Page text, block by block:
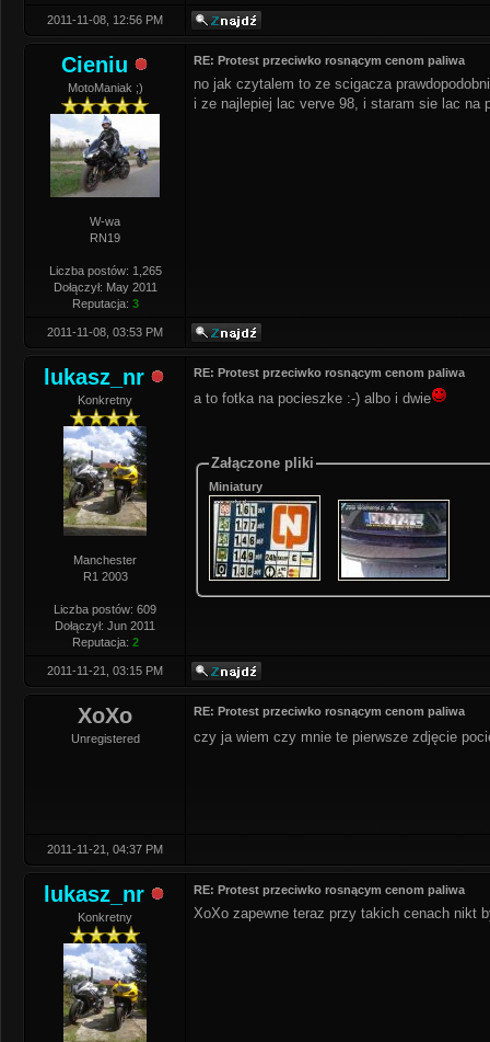
2011-11-08, 12:56 PM
Cieniu
MotoManiak ;)
W-wa
RN19
Liczba postów: 1,265
Dołączył: May 2011
Reputacja: 3
RE: Protest przeciwko rosnącym cenom paliwa
no jak czytalem to ze scigacza
i ze najlepiej lac verve 98, i staram sie lac na
2011-11-08, 03:53 PM
lukasz_nr
Konkretny
Manchester
R1 2003
Liczba postów: 609
Dołączył: Jun 2011
Reputacja: 2
RE: Protest przeciwko rosnącym cenom paliwa
a to fotka na pocieszke :-) albo i dwie
Załączone pliki
Miniatury
2011-11-21, 03:15 PM
XoXo
Unregistered
RE: Protest przeciwko rosnącym cenom paliwa
czy ja wiem czy mnie te pierwsze zdjęcie
2011-11-21, 04:37 PM
lukasz_nr
Konkretny
RE: Protest przeciwko rosnącym cenom paliwa
XoXo zapewne teraz przy takich cenach nikt